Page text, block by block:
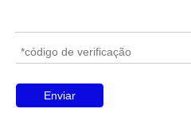
Enviar